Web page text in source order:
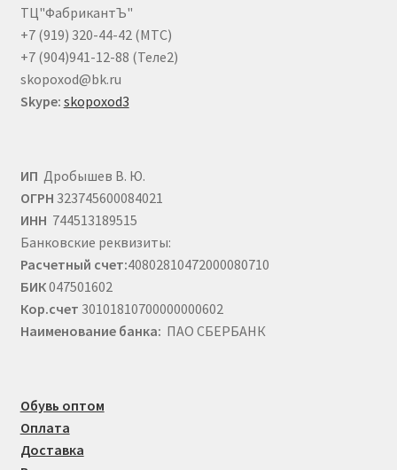
ТЦ"ФабрикантЪ"
+7 (919) 320-44-42 (МТС)
+7 (904)941-12-88 (Теле2)
skopoxod@bk.ru
Skype: skopoxod3
ИП Дробышев В. Ю.
ОГРН 323745600084021
ИНН 744513189515
Банковские реквизиты:
Расчетный счет:40802810472000080710
БИК047501602
Кор.счет 30101810700000000602
Наименование банка: ПАО СБЕРБАНК
Обувь оптом
Оплата
Доставка